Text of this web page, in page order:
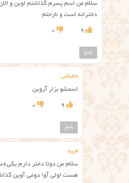
سلام من اسم پسرم گذاشتم اوین و
دخترانه است و نارحتم
9
0
پاسخ
ناشناس
اسمشو بزار آروین
9
0
پاسخ
فریبا
هست اولی آوا دومی آوین